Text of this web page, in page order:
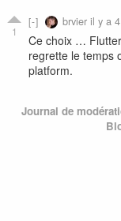
1
brvieril y a 4
Ce choix …
regrette le temps
platform.
Journal de